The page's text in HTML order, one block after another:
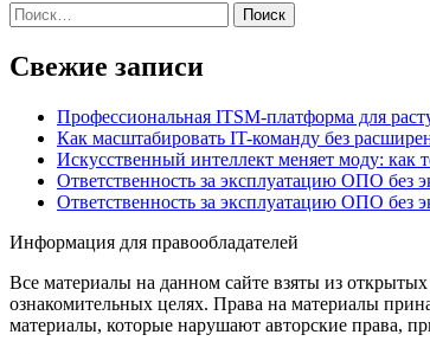
Найти:
Свежие записи
Профессиональная ITSM-платформа для
Как масштабировать IT-команду без
Искусственный интеллект меняет моду: как
Ответственность за эксплуатацию ОПО без
Ответственность за эксплуатацию ОПО без
Информация для правообладателей
Все материалы на данном сайте взяты из
ознакомительных целях. Права на материалы
материалы, которые нарушают авторские права,